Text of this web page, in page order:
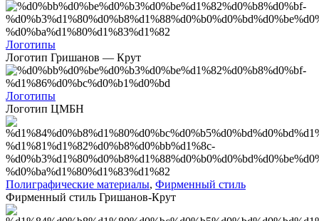
Логотипы
Логотип Гришанов — Крут
Логотипы
Логотип ЦМБН
Полиграфические материалы, Фирменный стиль
Фирменный стиль Гришанов-Крут